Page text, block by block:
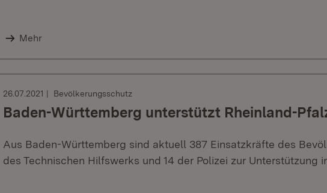
Mehr
26.07.2021 Bevölkerungsschutz
Baden-Württemberg unterstützt Rheinland-
Aus Baden-Württemberg sind aktuell 387 Einsatzkräfte des
des Technischen Hilfswerks und 14 der Polizei zur Unterstützung